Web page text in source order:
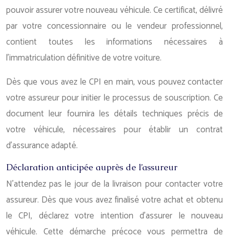
pouvoir assurer votre nouveau véhicule. Ce certificat, délivré
par votre concessionnaire ou le vendeur professionnel,
contient toutes les informations nécessaires à
l’immatriculation définitive de votre voiture.
Dès que vous avez le CPI en main, vous pouvez contacter
votre assureur pour initier le processus de souscription. Ce
document leur fournira les détails techniques précis de
votre véhicule, nécessaires pour établir un contrat
d’assurance adapté.
Déclaration anticipée auprès de l’assureur
N’attendez pas le jour de la livraison pour contacter votre
assureur. Dès que vous avez finalisé votre achat et obtenu
le CPI, déclarez votre intention d’assurer le nouveau
véhicule. Cette démarche précoce vous permettra de